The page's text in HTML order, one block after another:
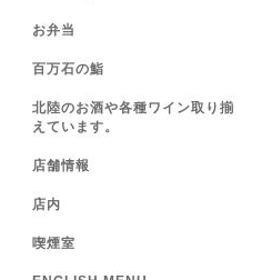
お弁当
百万石の鮨
北陸のお酒や各種ワイン取り揃
えています。
店舗情報
店内
喫煙室